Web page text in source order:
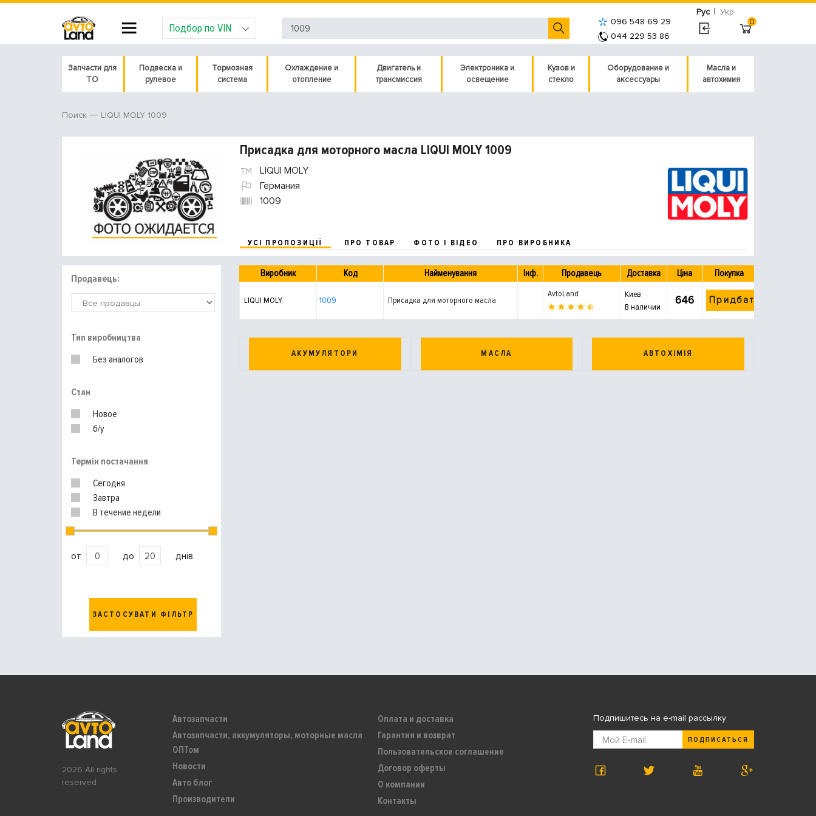
Рус | Укр
Подбор по VIN
096 548 69 29
044 229 53 86
0
Запчасти для
ТО
Подвеска и
рулевое
Тормозная
система
Охлаждение и
отопление
Двигатель и
трансмиссия
Электроника и
освещение
Кузов и
стекло
Оборудование и
аксессуары
Масла и
автохимия
Поиск LIQUI MOLY 1009
Присадка для моторного масла LIQUI MOLY 1009
LIQUI MOLY
Германия
1009
УСІ ПРОПОЗИЦІЇ ПРО ТОВАР ФОТО І ВІДЕО ПРО ВИРОБНИКА
Продавець:
Тип виробництва
Без аналогов
Стан
Новое
б/у
Термін постачання
Сегодня
Завтра
В течение недели
от до днів
ЗАСТОСУВАТИ ФІЛЬТР
Виробник Код Найменування Інф. Продавець Доставка Ціна Покупка
LIQUI MOLY 1009 Присадка для моторного масла
AvtoLand
Киев
В наличии
646 Придбати
АКУМУЛЯТОРИ МАСЛА АВТОХІМІЯ
2026 All rights
reserved
Автозапчасти
Автозапчасти, аккумуляторы, моторные масла
ОПТом
Новости
Авто блог
Производители
Оплата и доставка
Гарантия и возврат
Пользовательское соглашение
Договор оферты
О компании
Контакты
Подпишитесь на e-mail рассылку
ПОДПИСАТЬСЯ